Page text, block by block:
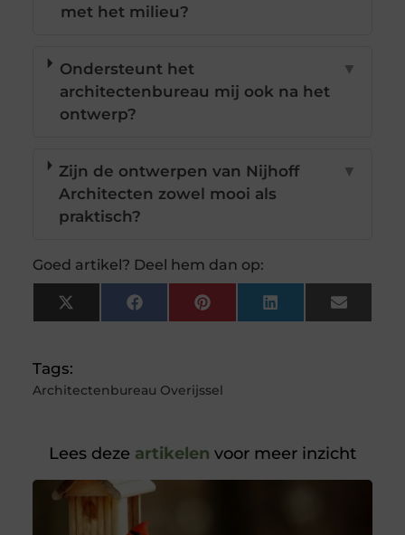
met het milieu?
Ondersteunt het
architectenbureau mij ook na het
ontwerp?
▼
Zijn de ontwerpen van Nijhoff
Architecten zowel mooi als
praktisch?
▼
Goed artikel? Deel hem dan op:
X
(Twitter)
FacebookPinterestLinkedInEmail
Tags:
Architectenbureau Overijssel
Lees deze artikelen voor meer inzicht